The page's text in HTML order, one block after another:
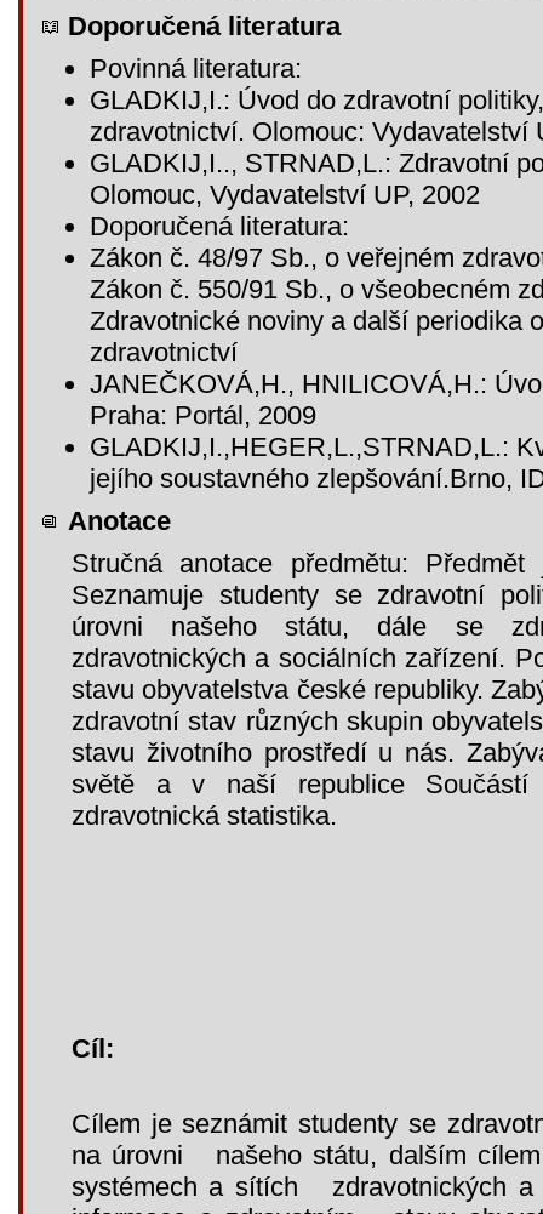
Doporučená literatura
Povinná literatura:
GLADKIJ,I.: Úvod do zdravotní
zdravotnictví. Olomouc: Vydavatelství
GLADKIJ,I.., STRNAD,L.: Zdravotní
Olomouc, Vydavatelství UP, 2002
Doporučená literatura:
Zákon č. 48/97 Sb., o veřejném
Zákon č. 550/91 Sb., o všeobecném
Zdravotnické noviny a další periodika
zdravotnictví
JANEČKOVÁ,H., HNILICOVÁ,H.:
Praha: Portál, 2009
GLADKIJ,I.,HEGER,L.,STRNAD,L.:
jejího soustavného zlepšování.Brno,
Anotace
Stručná anotace předmětu:
Seznamuje studenty se zdravotní
úrovni našeho státu, dále se
zdravotnických a sociálních zařízení.
stavu obyvatelstva české republiky.
zdravotní stav různých skupin
stavu životního prostředí u nás.
světě a v naší republice Součástí
zdravotnická statistika.
Cíl:
Cílem je seznámit studenty se
na úrovni našeho státu, dalším
systémech a sítích zdravotnických a